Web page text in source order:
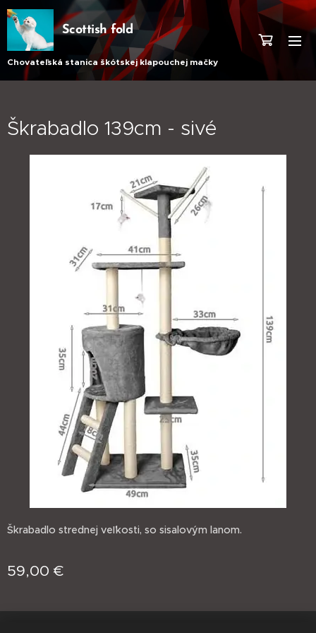
Scottish fold
Chovateľská stanica škótskej klapouchej mačky
Škrabadlo 139cm - sivé
Škrabadlo strednej veľkosti, so sisalovým lanom.
59,00 €